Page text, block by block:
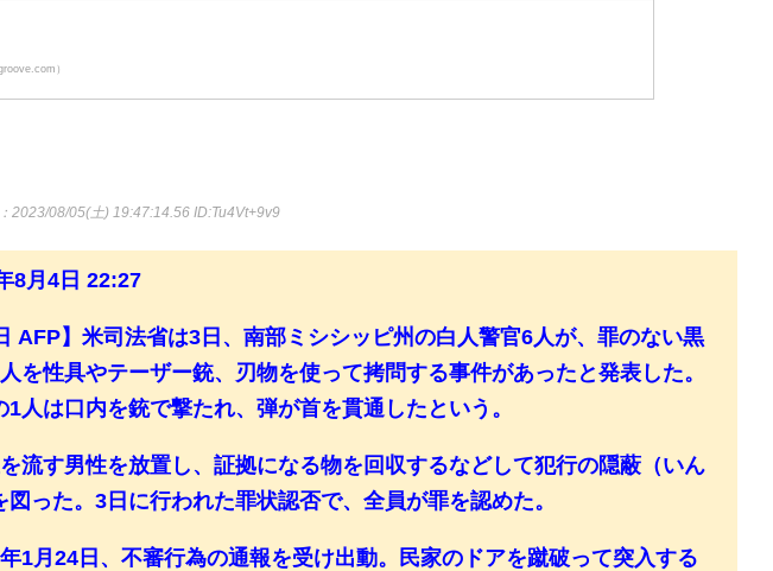
）
：2023/08/05(土) 19:47:14.56ID:Tu4Vt+9v9
8月4日 22:27
AFP】米司法省は3日、南部ミシシッピ州の白人警官6人が、罪のない黒
を性具やテーザー銃、刃物を使って拷問する事件があったと発表した。
1人は口内を銃で撃たれ、弾が首を貫通したという。
流す男性を放置し、証拠になる物を回収するなどして犯行の隠蔽（いん
図った。3日に行われた罪状認否で、全員が罪を認めた。
1月24日、不審行為の通報を受け出動。民家のドアを蹴破って突入する